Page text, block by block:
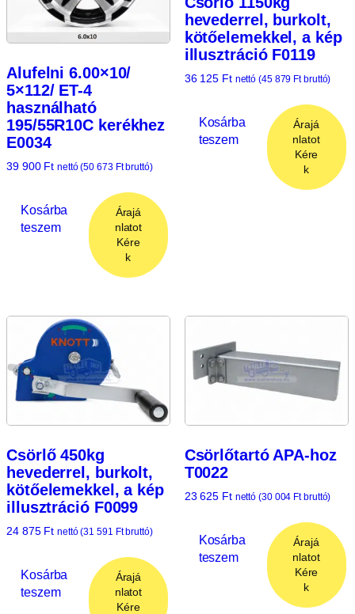
Alufelni 6.00×10/
5×112/ ET-4
használható
195/55R10C kerékhez
E0034
39 900 Ft nettó (50 673 Ftbruttó)
Kosárba
teszem
Árajá
nlatot
Kére
k
hevederrel, burkolt,
kötőelemekkel, a kép
illusztráció F0119
36 125 Ft nettó (45 879 Ftbruttó)
Kosárba
teszem
Árajá
nlatot
Kére
k
Csörlő 450kg
hevederrel, burkolt,
kötőelemekkel, a kép
illusztráció F0099
24 875 Ft nettó (31 591 Ftbruttó)
Kosárba
teszem
Árajá
nlatot
Kére
Csörlőtartó APA-hoz
T0022
23 625 Ft nettó (30 004 Ftbruttó)
Kosárba
teszem
Árajá
nlatot
Kére
k